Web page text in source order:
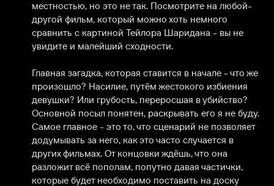
местностью, но это не так. Посмотрите на любой-
другой фильм, который можно хоть немного
сравнить с картиной Тейлора Шаридана - вы не
увидите и малейший сходности.
Главная загадка, которая ставится в начале - что же
произошло? Насилие, путём жестокого избиения
девушки? Или грубость, переросшая в убийство?
Основной посыл понятен, раскрывать его я не буду.
Самое главное - это то, что сценарий не позволяет
додумывать за него, как это часто случается в
других фильмах. От концовки ждёшь, что она
разложит всё пополам, попутно давая частички,
которые будет необходимо поставить на доску